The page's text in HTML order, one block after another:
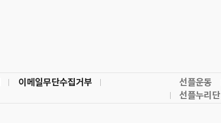
이메일무단수집거부
선플운동
선플누리단